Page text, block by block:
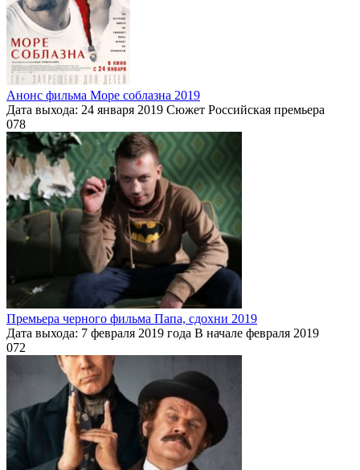
Анонс фильма Море соблазна 2019
Дата выхода: 24 января 2019 Сюжет Российская премьера
078
Премьера черного фильма Папа, сдохни 2019
Дата выхода: 7 февраля 2019 года В начале февраля 2019
072